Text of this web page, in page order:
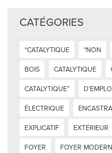
CATÉGORIES
“CATALYTIQUE “NON
BOIS
CATALYTIQUE
CATALYTIQUE”
ÉLECTRIQUE
EXPLICATIF
EXTÉRIEUR
FOYER
FOYER